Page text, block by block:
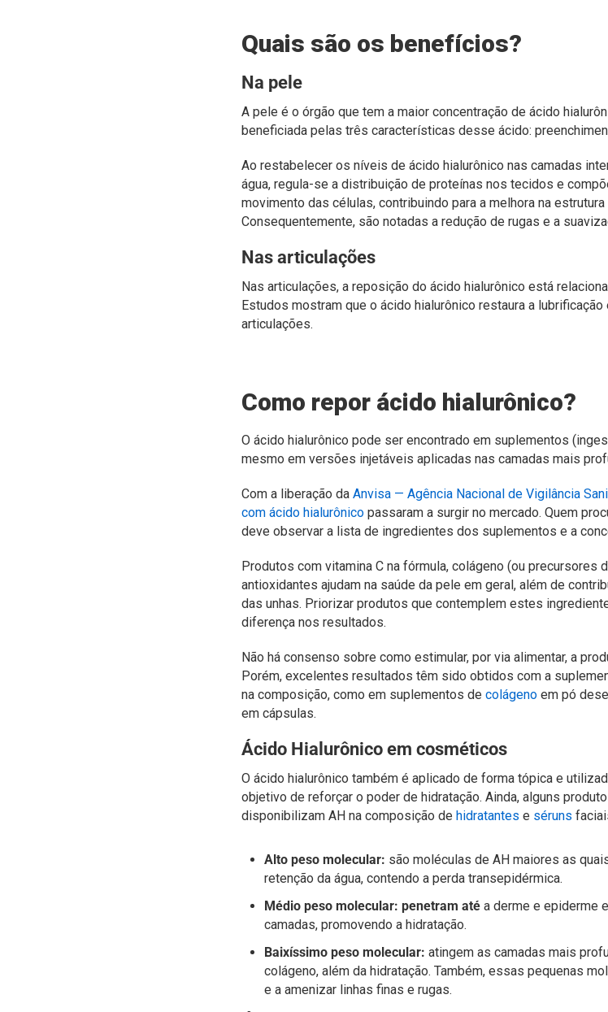
Quais são os benefícios?
Na pele
A pele é o órgão que tem a maior concentração de ácido
beneficiada pelas três características desse ácido:
Ao restabelecer os níveis de ácido hialurônico nas camadas
água, regula-se a distribuição de proteínas nos tecidos e
movimento das células, contribuindo para a melhora na
Consequentemente, são notadas a redução de rugas e a
Nas articulações
Nas articulações, a reposição do ácido hialurônico está
Estudos mostram que o ácido hialurônico restaura a
articulações.
Como repor ácido hialurônico?
O ácido hialurônico pode ser encontrado em suplementos
mesmo em versões injetáveis aplicadas nas camadas mais
Com a liberação da Anvisa — Agência Nacional de Vigilância
com ácido hialurônico passaram a surgir no mercado. Quem
deve observar a lista de ingredientes dos suplementos e a
Produtos com vitamina C na fórmula, colágeno (ou precursores
antioxidantes ajudam na saúde da pele em geral, além de
das unhas. Priorizar produtos que contemplem estes
diferença nos resultados.
Não há consenso sobre como estimular, por via alimentar, a
Porém, excelentes resultados têm sido obtidos com a
na composição, como em suplementos de colágeno em pó
em cápsulas.
Ácido Hialurônico em cosméticos
O ácido hialurônico também é aplicado de forma tópica e
objetivo de reforçar o poder de hidratação. Ainda, alguns
disponibilizam AH na composição de hidratantes e séruns
Alto peso molecular: são moléculas de AH maiores as
retenção da água, contendo a perda transepidérmica.
Médio peso molecular: penetram até a derme e epiderme
camadas, promovendo a hidratação.
Baixíssimo peso molecular: atingem as camadas mais
colágeno, além da hidratação. Também, essas pequenas
e a amenizar linhas finas e rugas.